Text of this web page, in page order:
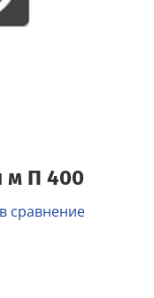
м П 400
сравнение